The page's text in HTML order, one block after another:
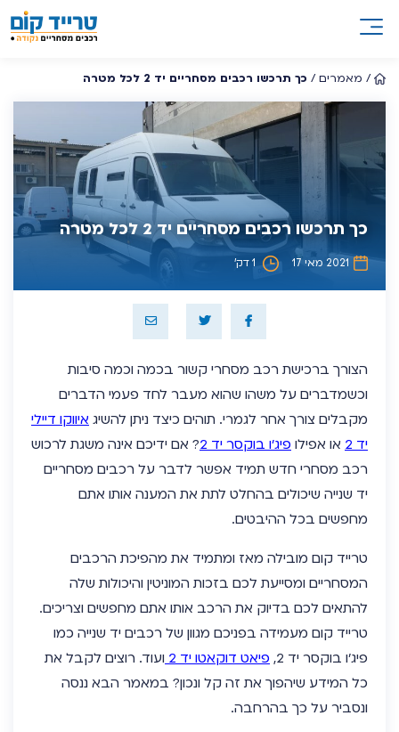
/ מאמרים/ כך תרכשו רכבים מסחריים יד 2 לכל מטרה
כך תרכשו רכבים מסחריים יד 2 לכל מטרה
2021 מאי 17 1 דק’
הצורך ברכישת רכב מסחרי קשור בכמה וכמה סיבות
וכשמדברים על משהו שהוא מעבר לחד פעמי הדברים
מקבלים צורך אחר לגמרי. תוהים כיצד ניתן להשיג איווקו דיילי
יד 2
או אפילו פיג’ו בוקסר יד 2
? אם ידיכם אינה משגת לרכוש
רכב מסחרי חדש תמיד אפשר לדבר על רכבים מסחריים
יד שנייה שיכולים בהחלט לתת את המענה אותו אתם
מחפשים בכל ההיבטים.
טרייד קום מובילה מאז ומתמיד את מהפיכת הרכבים
המסחריים ומסייעת לכם בזכות המוניטין והיכולות שלה
להתאים לכם בדיוק את הרכב אותו אתם מחפשים וצריכים.
טרייד קום מעמידה בפניכם מגוון של רכבים יד שנייה כמו
פיג’ו בוקסר יד 2
, פיאט דוקאטו יד 2
ועוד. רוצים לקבל את
כל המידע שיהפוך את זה קל ונכון? במאמר הבא ננסה
ונסביר על כך בהרחבה.